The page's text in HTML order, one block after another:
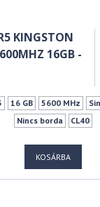
KINGSTON
16GB -
16 GB 5600 MHz
Nincs borda
CL40
KOSÁRBA